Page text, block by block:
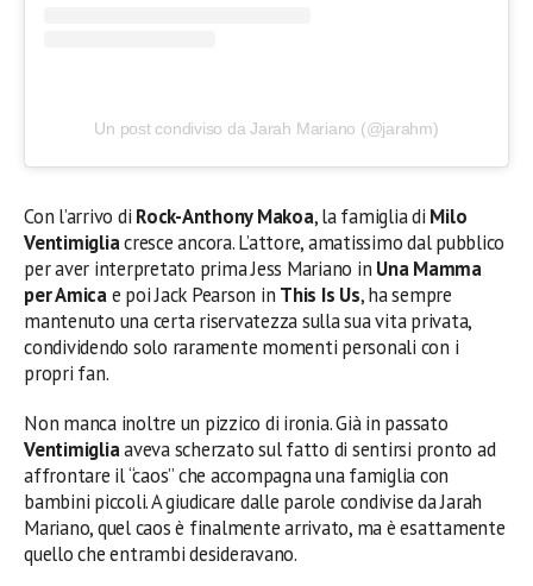
Un post condiviso da Jarah Mariano (@jarahm)
Con l’arrivo di Rock-Anthony Makoa, la famiglia di Milo
Ventimigliacresce ancora. L’attore, amatissimo dal pubblico
per aver interpretato prima Jess Mariano in Una Mamma
per Amicae poi Jack Pearson in This Is Us, ha sempre
mantenuto una certa riservatezza sulla sua vita privata,
condividendo solo raramente momenti personali con i
propri fan.
Non manca inoltre un pizzico di ironia. Già in passato
Ventimigliaaveva scherzato sul fatto di sentirsi pronto ad
affrontare il “caos” che accompagna una famiglia con
bambini piccoli. A giudicare dalle parole condivise da Jarah
Mariano, quel caos è finalmente arrivato, ma è esattamente
quello che entrambi desideravano.